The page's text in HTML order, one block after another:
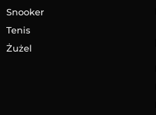
Snooker
Tenis
Żużel